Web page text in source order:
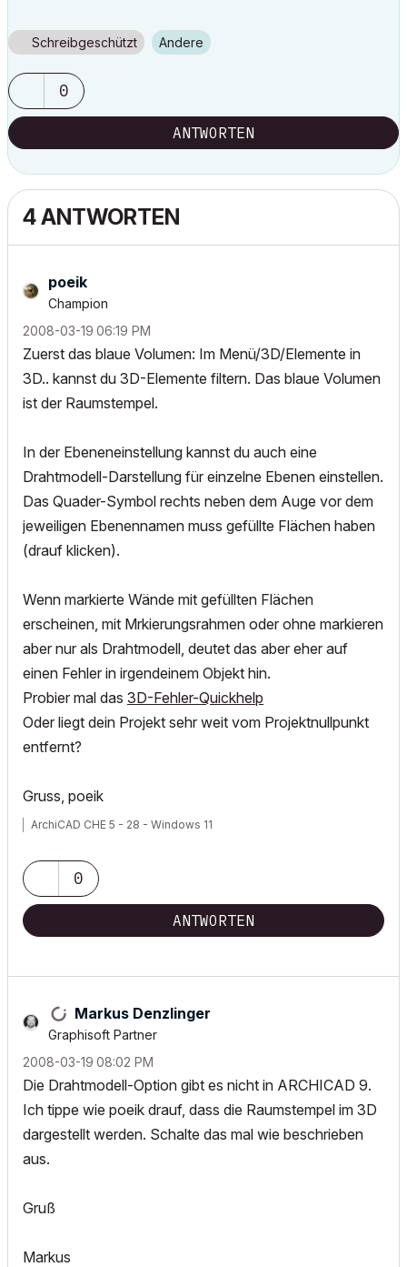
Schreibgeschützt Andere
0
ANTWORTEN
4 ANTWORTEN
poeik
Champion
‎2008-03-19 06:19 PM
Zuerst das blaue Volumen: Im Menü/3D/Elemente in
3D.. kannst du 3D-Elemente filtern. Das blaue Volumen
ist der Raumstempel.
In der Ebeneneinstellung kannst du auch eine
Drahtmodell-Darstellung für einzelne Ebenen einstellen.
Das Quader-Symbol rechts neben dem Auge vor dem
jeweiligen Ebenennamen muss gefüllte Flächen haben
(drauf klicken).
Wenn markierte Wände mit gefüllten Flächen
erscheinen, mit Mrkierungsrahmen oder ohne markieren
aber nur als Drahtmodell, deutet das aber eher auf
einen Fehler in irgendeinem Objekt hin.
Probier mal das 3D-Fehler-Quickhelp
Oder liegt dein Projekt sehr weit vom Projektnullpunkt
entfernt?
Gruss, poeik
ArchiCAD CHE 5 - 28 - Windows 11
0
ANTWORTEN
Markus Denzlinger
Graphisoft Partner
‎2008-03-19 08:02 PM
Die Drahtmodell-Option gibt es nicht in ARCHICAD 9.
Ich tippe wie poeik drauf, dass die Raumstempel im 3D
dargestellt werden. Schalte das mal wie beschrieben
aus.
Gruß
Markus